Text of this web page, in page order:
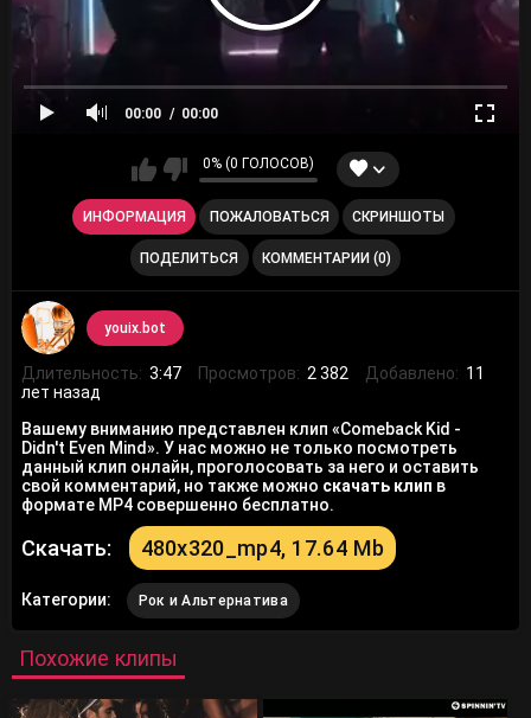
00:00 00:00
0% (0 ГОЛОСОВ)
ИНФОРМАЦИЯ ПОЖАЛОВАТЬСЯ СКРИНШОТЫ
ПОДЕЛИТЬСЯ КОММЕНТАРИИ (0)
youix.bot
Длительность: 3:47 Просмотров: 2 382 Добавлено: 11
лет назад
Вашему вниманию представлен клип «Comeback Kid -
Didn't Even Mind». У нас можно не только посмотреть
данный клип онлайн, проголосовать за него и оставить
свой комментарий, но также можно скачать клип в
формате MP4 совершенно бесплатно.
Скачать: 480x320_mp4, 17.64 Mb
Категории: Рок и Альтернатива
Похожие клипы